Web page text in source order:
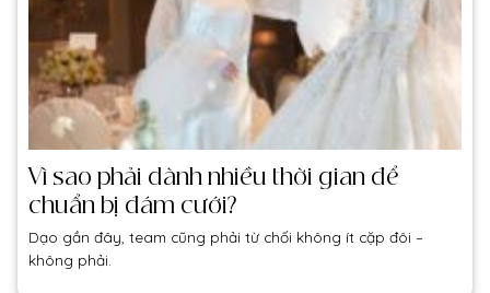
Vì sao phải dành nhiều thời gian để
chuẩn bị đám cưới?
Dạo gần đây, team cũng phải từ chối không ít cặp đôi –
không phải.